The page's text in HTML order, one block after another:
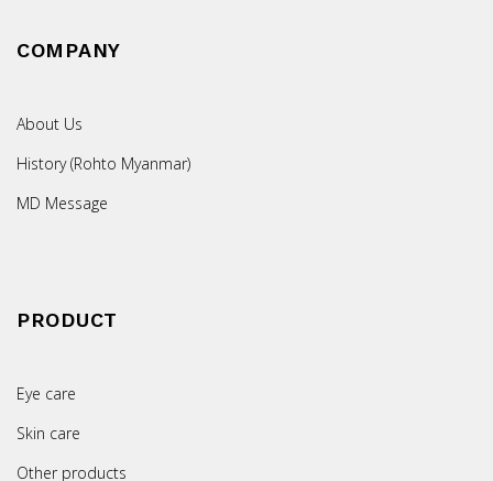
COMPANY
About Us
History (Rohto Myanmar)
MD Message
PRODUCT
Eye care
Skin care
Other products